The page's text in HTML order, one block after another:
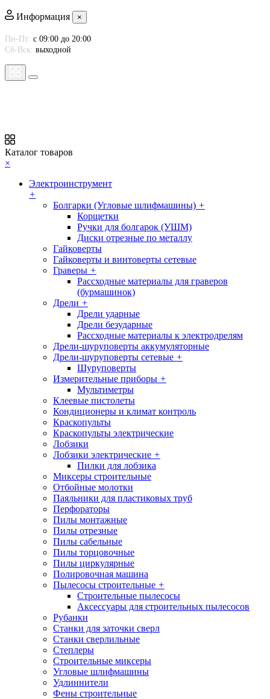
Информация ×
Пн-Пт: с 09:00 до 20:00
Сб-Вск: выходной
Каталог товаров
×
Электроинструмент
+
Болгарки (Угловые шлифмашины) +
Корщетки
Ручки для болгарок (УШМ)
Диски отрезные по металлу
Гайковерты
Гайковерты и винтоверты сетевые
Граверы +
Рассходные материалы для граверов
(бурмашинок)
Дрели +
Дрели ударные
Дрели безударные
Рассходные материалы к электродрелям
Дрели-шуруповерты аккумуляторные
Дрели-шуруповерты сетевые +
Шуруповерты
Измерительные приборы +
Мультиметры
Клеевые пистолеты
Кондиционеры и климат контроль
Краскопульты
Краскопульты электрические
Лобзики
Лобзики электрические +
Пилки для лобзика
Миксеры строительные
Отбойные молотки
Паяльники для пластиковых труб
Перфораторы
Пилы монтажные
Пилы отрезные
Пилы сабельные
Пилы торцовочные
Пилы циркулярные
Полировочная машина
Пылесосы строительные +
Строительные пылесосы
Аксессуары для строительных пылесосов
Рубанки
Станки для заточки сверл
Станки сверлильные
Степлеры
Строительные миксеры
Угловые шлифмашины
Удлиннители
Фены строительные